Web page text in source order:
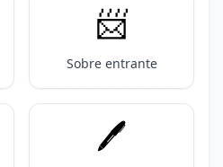
📨
Sobre entrante
🖊️